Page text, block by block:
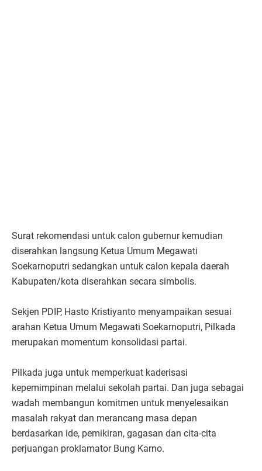
Surat rekomendasi untuk calon gubernur kemudian
diserahkan langsung Ketua Umum Megawati
Soekarnoputri sedangkan untuk calon kepala daerah
Kabupaten/kota diserahkan secara simbolis.
Sekjen PDIP, Hasto Kristiyanto menyampaikan sesuai
arahan Ketua Umum Megawati Soekarnoputri, Pilkada
merupakan momentum konsolidasi partai.
Pilkada juga untuk memperkuat kaderisasi
kepemimpinan melalui sekolah partai. Dan juga sebagai
wadah membangun komitmen untuk menyelesaikan
masalah rakyat dan merancang masa depan
berdasarkan ide, pemikiran, gagasan dan cita-cita
perjuangan proklamator Bung Karno.